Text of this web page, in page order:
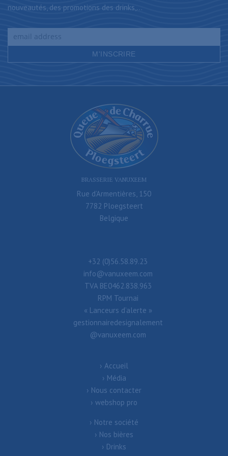
nouveautés, des promotions des drinks,...
BRASSERIE VANUXEEM
Rue d’Armentières, 150
7782 Ploegsteert
Belgique
+32 (0)56.58.89.23
info@vanuxeem.com
TVA BE0462.838.963
RPM Tournai
« Lanceurs d’alerte »
gestionnairedesignalement
@vanuxeem.com
Accueil
Média
Nous contacter
webshop pro
Notre société
Nos bières
Drinks